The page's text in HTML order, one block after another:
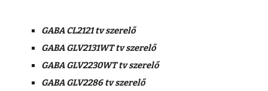
GABA CL2121 tv szerelő
GABA GLV2131WT tv szerelő
GABA GLV2230WT tv szerelő
GABA GLV2286 tv szerelő